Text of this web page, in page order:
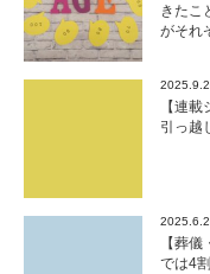
きたこ
がそれ
【連
引っ越
【葬
では4